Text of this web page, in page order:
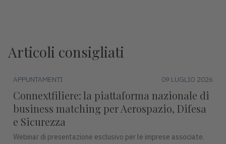
Articoli consigliati
APPUNTAMENTI 09 LUGLIO 2026
Connextfiliere: la piattaforma nazionale di
business matching per Aerospazio, Difesa
e Sicurezza
Webinar di presentazione esclusivo per le imprese associate.